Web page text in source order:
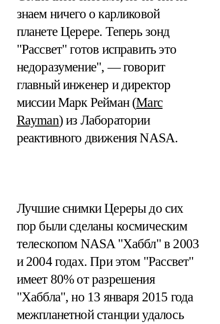
знаем ничего о карликовой
планете Церере. Теперь зонд
"Рассвет" готов исправить это
недоразумение", — говорит
главный инженер и директор
миссии Марк Рейман (Marc
Rayman) из Лаборатории
реактивного движения NASA.
Лучшие снимки Цереры до сих
пор были сделаны космическим
телескопом NASA "Хаббл" в 2003
и 2004 годах. При этом "Рассвет"
имеет 80% от разрешения
"Хаббла", но 13 января 2015 года
межпланетной станции удалось